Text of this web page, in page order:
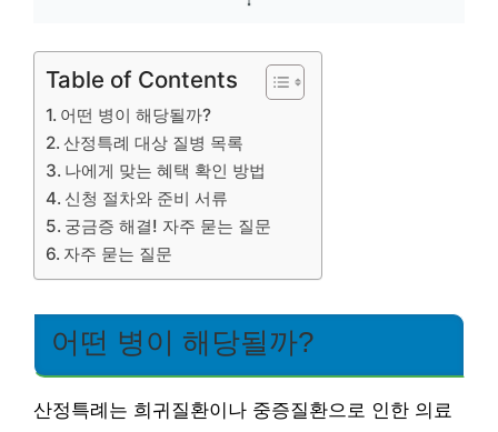
Table of Contents
어떤 병이 해당될까?
산정특례 대상 질병 목록
나에게 맞는 혜택 확인 방법
신청 절차와 준비 서류
궁금증 해결! 자주 묻는 질문
자주 묻는 질문
어떤 병이 해당될까?
산정특례는 희귀질환이나 중증질환으로 인한 의료